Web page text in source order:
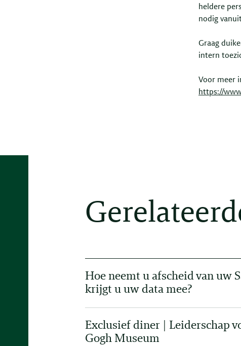
heldere
nodig
Graag
intern
Voor meer
https://
Hoe neemt u afscheid van uw
krijgt u uw data mee?
Exclusief diner | Leiderschap
Gogh Museum